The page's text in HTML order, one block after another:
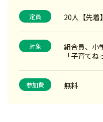
定員 20人【先着】
対象
組合員、小
「子育て
参加費 無料